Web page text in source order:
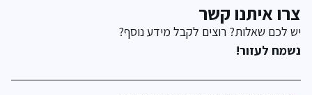
צרו איתנו קשר
יש לכם שאלות? רוצים לקבל מידע נוסף?
נשמח לעזור!